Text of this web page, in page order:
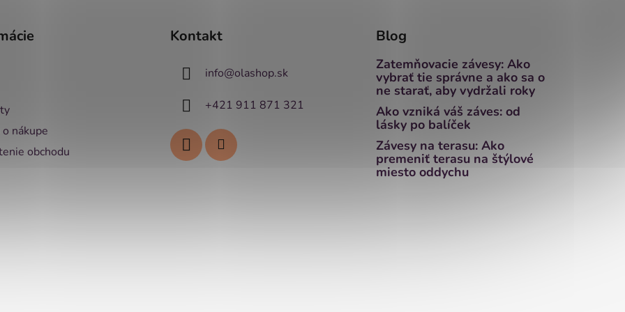
nákupe
obchodu
Kontakt
info@olashop.sk
+421 911 871 321
Blog
Zatemňovacie závesy: Ako
vybrať tie správne a ako sa o
ne starať, aby vydržali roky
Ako vzniká váš záves: od
lásky po balíček
Závesy na terasu: Ako
premeniť terasu na štýlové
miesto oddychu